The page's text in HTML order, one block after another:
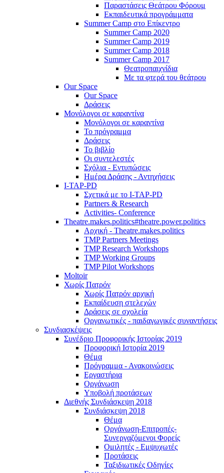
Παραστάσεις Θεάτρου Φόρουμ
Εκπαιδευτικά προγράμματα
Summer Camp στο Επίκεντρο
Summer Camp 2020
Summer Camp 2019
Summer Camp 2018
Summer Camp 2017
Θεατροπαιχνίδια
Με τα φτερά του θεάτρου
Our Space
Our Space
Δράσεις
Μονόλογοι σε καραντίνα
Μονόλογοι σε καραντίνα
Το πρόγραμμα
Δράσεις
Το βιβλίο
Οι συντελεστές
Σχόλια - Εντυπώσεις
Ημέρα Δράσης - Αντηχήσεις
I-TAP-PD
Σχετικά με το I-TAP-PD
Partners & Research
Activities- Conference
Theatre.makes.politics#theatre.power.politics
Αρχική - Theatre.makes.politics
TMP Partners Meetings
TMP Research Workshops
TMP Working Groups
TMP Pilot Workshops
Moltoir
Χωρίς Πατρόν
Χωρίς Πατρόν αρχική
Εκπαίδευση στελεχών
Δράσεις σε σχολεία
Οργανωτικές - παιδαγωγικές συναντήσεις
Συνδιασκέψεις
Συνέδριο Προφορικής Ιστορίας 2019
Προφορική Ιστορία 2019
Θέμα
Πρόγραμμα - Ανακοινώσεις
Εργαστήρια
Οργάνωση
Υποβολή προτάσεων
Διεθνής Συνδιάσκεψη 2018
Συνδιάσκεψη 2018
Θέμα
Οργάνωση-Επιτροπές-
Συνεργαζόμενοι Φορείς
Ομιλητές - Εμψυχωτές
Προτάσεις
Ταξιδιωτικές Οδηγίες